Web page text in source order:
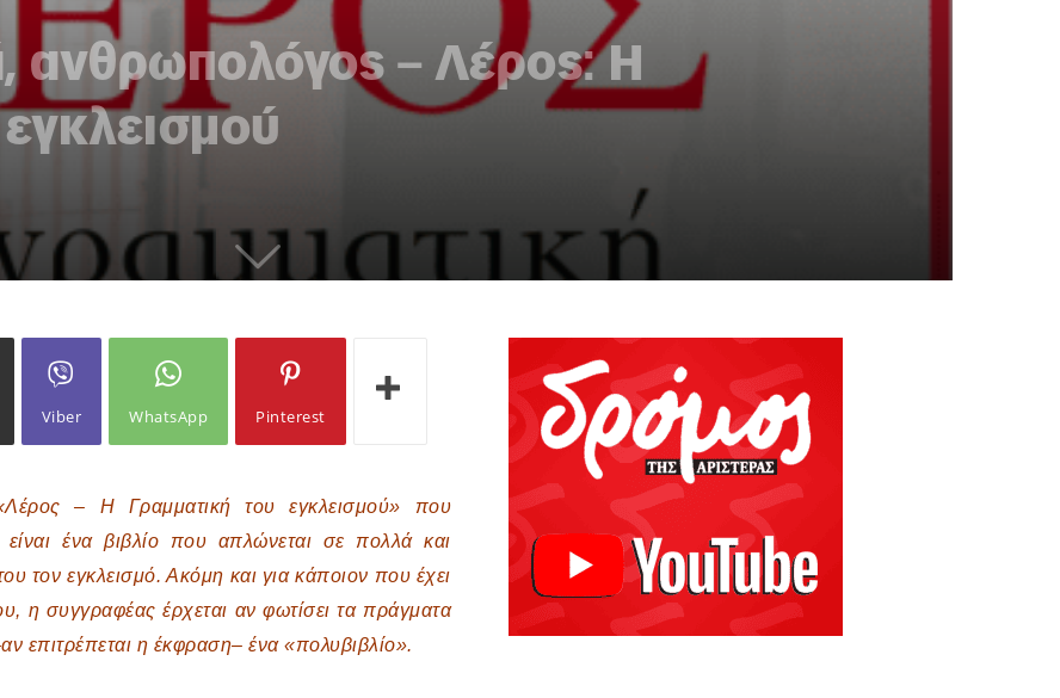
ανθρωπολόγος – Λέρος: Η
Viber WhatsApp Pinterest
– Η Γραμματική του εγκλεισμού» που
ένα βιβλίο που απλώνεται σε πολλά και
τον εγκλεισμό. Ακόμη και για κάποιον που έχει
η συγγραφέας έρχεται αν φωτίσει τα πράγματα
επιτρέπεται η έκφραση– ένα «πολυβιβλίο».